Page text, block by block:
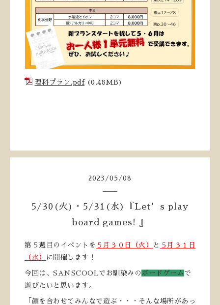
理科プラン.pdf (0.48MB)
2023 /05 /08
5/30(火)・5/31(水)『Let’s play
board games! 』
第５週目のイベントを ５月３０日（火） と
５月３１日
（水）
に開催します！
今回は、SANSCOOLでお馴染みの ボードゲーム で
遊びたいと思います。
「顔を合わせてみんなで遊ぶ・・・そんな場所があっ